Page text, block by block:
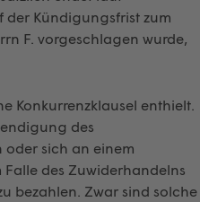
der Kündigungsfrist zum
F. vorgeschlagen wurde,
Konkurrenzklausel enthielt.
des
oder sich an einem
des Zuwiderhandelns
bezahlen. Zwar sind solche